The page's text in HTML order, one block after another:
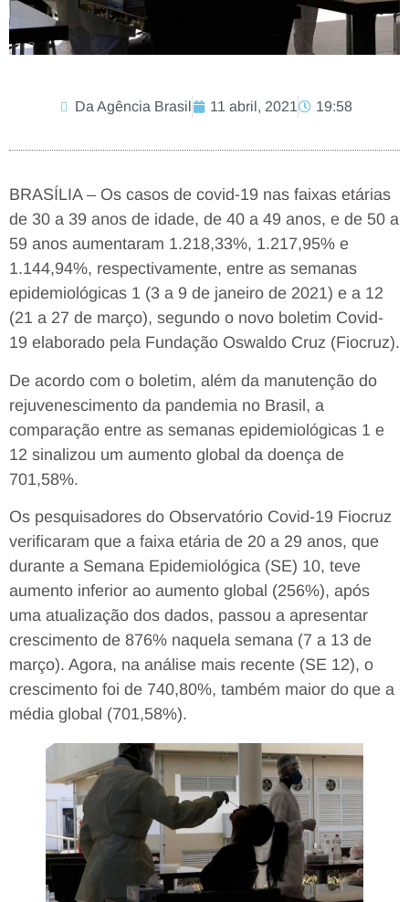
Da Agência Brasil 11 abril, 2021 19:58
BRASÍLIA – Os casos de covid-19 nas faixas etárias
de 30 a 39 anos de idade, de 40 a 49 anos, e de 50 a
59 anos aumentaram 1.218,33%, 1.217,95% e
1.144,94%, respectivamente, entre as semanas
epidemiológicas 1 (3 a 9 de janeiro de 2021) e a 12
(21 a 27 de março), segundo o novo boletim Covid-
19 elaborado pela Fundação Oswaldo Cruz (Fiocruz).
De acordo com o boletim, além da manutenção do
rejuvenescimento da pandemia no Brasil, a
comparação entre as semanas epidemiológicas 1 e
12 sinalizou um aumento global da doença de
701,58%.
Os pesquisadores do Observatório Covid-19 Fiocruz
verificaram que a faixa etária de 20 a 29 anos, que
durante a Semana Epidemiológica (SE) 10, teve
aumento inferior ao aumento global (256%), após
uma atualização dos dados, passou a apresentar
crescimento de 876% naquela semana (7 a 13 de
março). Agora, na análise mais recente (SE 12), o
crescimento foi de 740,80%, também maior do que a
média global (701,58%).